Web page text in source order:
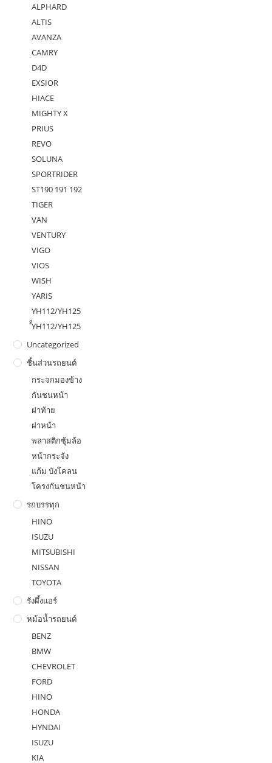
ALPHARD
ALTIS
AVANZA
CAMRY
D4D
EXSIOR
HIACE
MIGHTY X
PRIUS
REVO
SOLUNA
SPORTRIDER
ST190 191 192
TIGER
VAN
VENTURY
VIGO
VIOS
WISH
YARIS
YH112/YH125
ํ็YH112/YH125
Uncategorized
ชิ้นส่วนรถยนต์
กระจกมองข้าง
กันชนหน้า
ฝาท้าย
ฝาหน้า
พลาสติกซุ้มล้อ
หน้ากระจัง
แก้ม บังโคลน
โครงกันชนหน้า
รถบรรทุก
HINO
ISUZU
MITSUBISHI
NISSAN
TOYOTA
รังผึ้งแอร์
หม้อน้ำรถยนต์
BENZ
BMW
CHEVROLET
FORD
HINO
HONDA
HYNDAI
ISUZU
KIA